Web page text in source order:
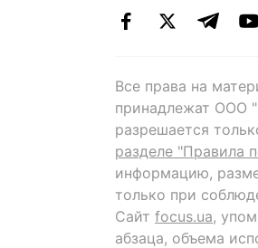
Все права на
принадлежат ООО
разрешается
разделе "Правила
информацию,
только при
Сайт focus.ua,
абзаца, объема